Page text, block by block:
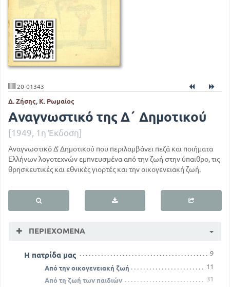
20-01343
Δ. Ζήσης, Κ. Ρωμαίος
Αναγνωστικό της Δ΄ Δημοτικού
[1949, 1η Έκδοση]
Αναγνωστικό Δ' Δημοτικού που περιλαμβάνει πεζά και ποιήματα
Ελλήνων λογοτεχνών εμπνευσμένα από την ζωή στην ύπαιθρο, τις
θρησκευτικές και εθνικές γιορτές και την οικογενειακή ζωή.
ΠΕΡΙΕΧΌΜΕΝΑ
Η πατρίδα μας 9
Από την οικογενειακή ζωή
11
Από τη ζωή των παιδιών
31